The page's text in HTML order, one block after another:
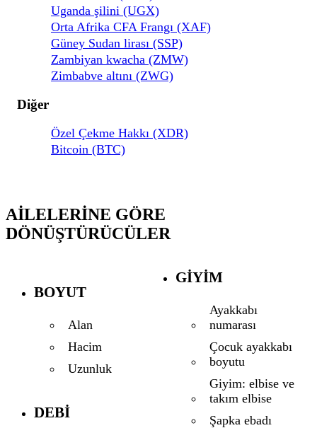
Uganda şilini (UGX)
Orta Afrika CFA Frangı (XAF)
Güney Sudan lirası (SSP)
Zambiyan kwacha (ZMW)
Zimbabve altını (ZWG)
Diğer
Özel Çekme Hakkı (XDR)
Bitcoin (BTC)
AILELERINE GÖRE
DÖNÜŞTÜRÜCÜLER
BOYUT
Alan
Hacim
Uzunluk
DEBI
GIYIM
Ayakkabı
numarası
Çocuk ayakkabı
boyutu
Giyim: elbise ve
takım elbise
Şapka ebadı